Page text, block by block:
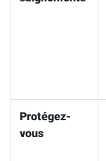
Protégez-
vous